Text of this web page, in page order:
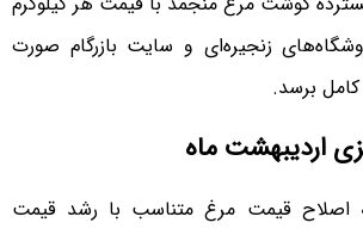
فروشگاه‌های زنجیره‌ای و سایت بازرگام صورت
کامل برسد.
اردیبهشت ماه
اصلاح قیمت مرغ متناسب با رشد قیمت